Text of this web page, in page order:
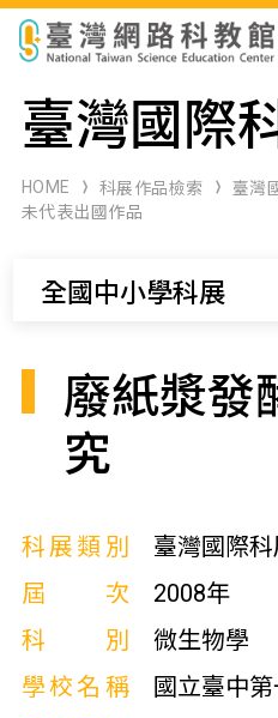
科展作品檢索
科學研習月刊
臺灣國際
HOME 科展作品檢索
臺灣
未代表出國作品
全國中小學科展
廢紙漿發
究
科展類別
臺灣國際科
屆次
2008年
科別
微生物學
學校名稱
國立臺中